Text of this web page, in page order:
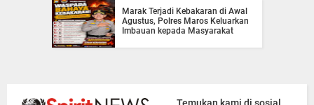
Marak Terjadi Kebakaran di Awal
Agustus, Polres Maros Keluarkan
Imbauan kepada Masyarakat